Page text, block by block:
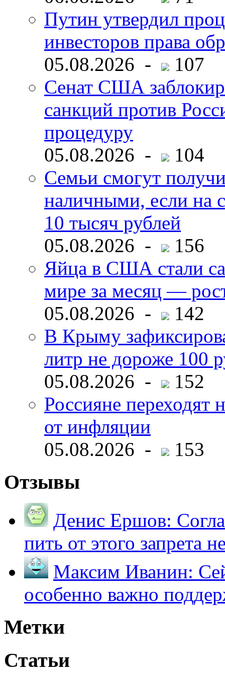
Путин утвердил
инвесторов права
05.08.2026 -
107
Сенат США
санкций против
процедуру
05.08.2026 -
104
Семьи смогут
наличными, если на
10 тысяч рублей
05.08.2026 -
156
Яйца в США стали
мире за месяц —
05.08.2026 -
142
В Крыму
литр не дороже 100
05.08.2026 -
152
Россияне переходят
от инфляции
05.08.2026 -
153
Отзывы
Денис Ершов:
пить от этого запрета
Максим Иванин:
особенно важно
Метки
Статьи